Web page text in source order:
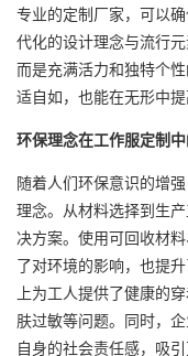
专业的定制厂家，可以
代化的设计理念与流行
而是充满活力和独特个
适自如，也能在无形中提
环保理念在工作服定制
随着人们环保意识的增
理念。从材料选择到生
决方案。使用可回收材
了对环境的影响，也提
上为工人提供了健康的
肤过敏等问题。同时，
自身的社会责任感，吸